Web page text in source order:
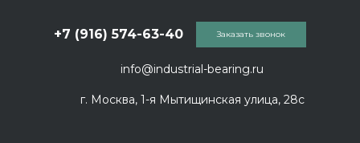
info@industrial-bearing.ru
+7 (916) 574-63-40
г. Москва, 1-я Мытищинская улица, 28с
Заказать звонок